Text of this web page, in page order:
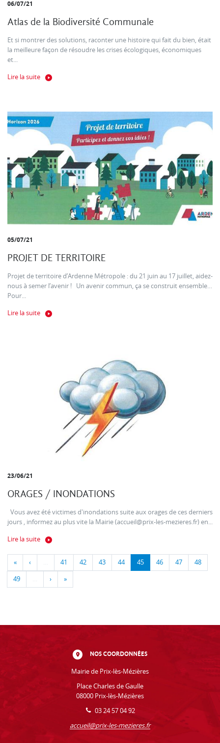
06/07/21
Atlas de la Biodiversité Communale
Et si montrer des solutions, raconter une histoire qui fait du bien, était
la meilleure façon de résoudre les crises écologiques, économiques
et...
Lire la suite
05/07/21
PROJET DE TERRITOIRE
Projet de territoire d’Ardenne Métropole : du 21 juin au 17 juillet, aidez-
nous à semer l’avenir ! Un avenir commun, ça se construit ensemble…
Pour...
Lire la suite
23/06/21
ORAGES / INONDATIONS
Vous avez été victimes d'inondations suite aux orages de ces derniers
jours , informez au plus vite la Mairie (accueil@prix-les-mezieres.fr) en...
Lire la suite
« ‹ … 41 42 43 44 45 46 47 48
49 … › »
NOS COORDONNÉES
Mairie de Prix-lès-Mézières
Place Charles de Gaulle
08000 Prix-lès-Mézières
03 24 57 04 92
accueil@prix-les-mezieres.fr